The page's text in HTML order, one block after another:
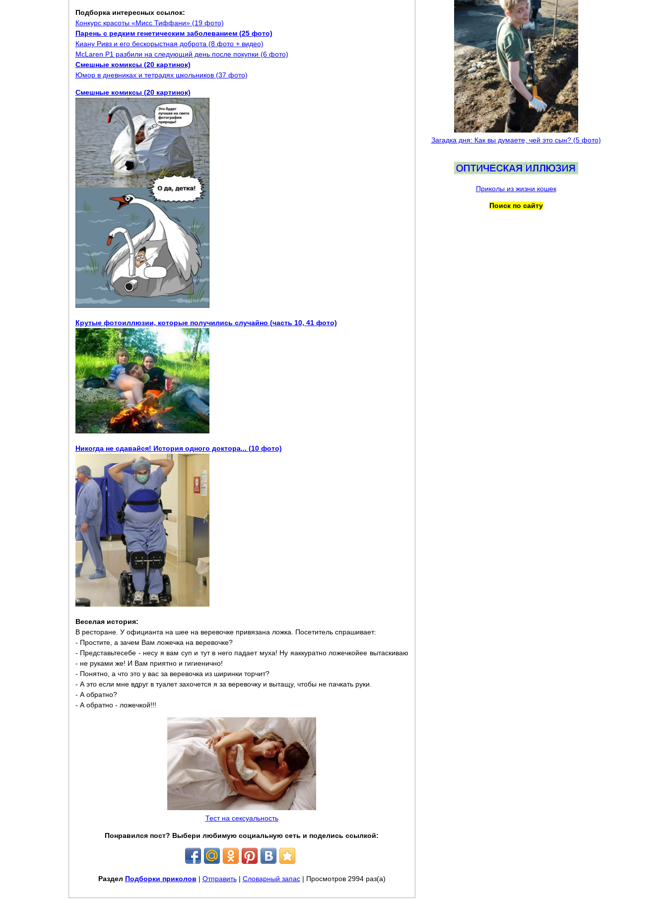
Подборка интересных ссылок:
Конкурс красоты «Мисс Тиффани» (19 фото)
Парень с редким генетическим заболеванием (25 фото)
Киану Ривз и его бескорыстная доброта (8 фото + видео)
McLaren P1 разбили на следующий день после покупки (6 фото)
Смешные комиксы (20 картинок)
Юмор в дневниках и тетрадях школьников (37 фото)
Смешные комиксы (20 картинок)
Крутые фотоиллюзии, которые получились случайно (часть 10, 41 фото)
Никогда не сдавайся! История одного доктора... (10 фото)
Веселая история:
В ресторане. У официанта на шее на веревочке привязана ложка. Посетитель спрашивает:
- Простите, а зачем Вам ложечка на веревочке?
- Представьтесебе - несу я вам суп и тут в него падает муха! Ну яаккуратно ложечкойее вытаскиваю
- не руками же! И Вам приятно и гигиенично!
- Понятно, а что это у вас за веревочка из ширинки торчит?
- А это если мне вдруг в туалет захочется я за веревочку и вытащу, чтобы не пачкать руки.
- А обратно?
- А обратно - ложечкой!!!
Тест на сексуальность
Понравился пост? Выбери любимую социальную сеть и поделись ссылкой:
Раздел Подборки приколов | Отправить| Словарный запас| Просмотров 2994 раз(а)
Загадка дня: Как вы думаете, чей это сын? (5 фото)
Приколы из жизни кошек
Поиск по сайту